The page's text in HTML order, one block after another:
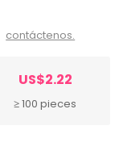
contáctenos.
US$2.22
≥ 100 pieces